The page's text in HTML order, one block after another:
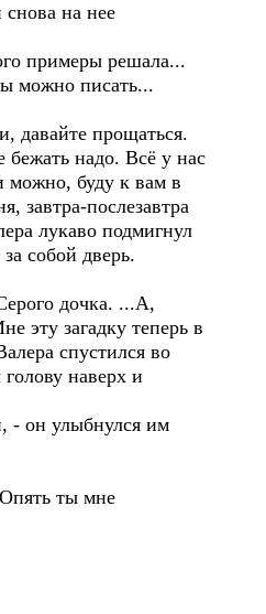
снова на нее
примеры решала...
можно писать...
прощаться.
надо. Всё у нас
можно, буду к вам в
завтра-послезавтра
лукаво подмигнул
собой дверь.
дочка. ...А,
эту загадку теперь в
спустился во
наверх и
он улыбнулся им
ты мне